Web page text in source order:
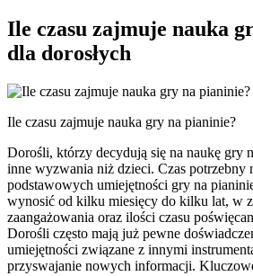
Ile czasu zajmuje nauka
dla dorosłych
Ile czasu zajmuje nauka gry na pianinie?
Dorośli, którzy decydują się na naukę gry
inne wyzwania niż dzieci. Czas potrzebny
podstawowych umiejętności gry na
wynosić od kilku miesięcy do kilku lat, w
zaangażowania oraz ilości czasu
Dorośli często mają już pewne
umiejętności związane z innymi
przyswajanie nowych informacji.